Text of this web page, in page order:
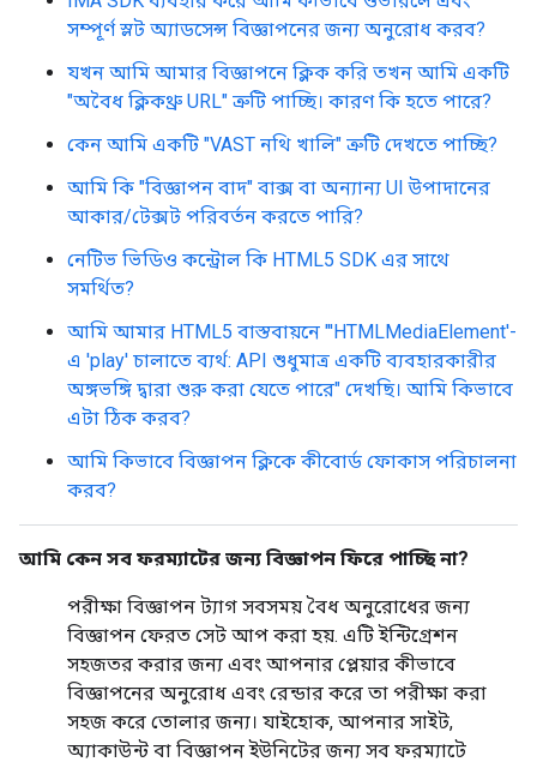
সম্পূর্ণ স্লট অ্যাডসেন্স বিজ্ঞাপনের জন্য অনুরোধ করব?
যখন আমি আমার বিজ্ঞাপনে ক্লিক করি তখন আমি একটি
"অবৈধ ক্লিকথ্রু URL" ত্রুটি পাচ্ছি। কারণ কি হতে পারে?
কেন আমি একটি "VAST নথি খালি" ত্রুটি দেখতে পাচ্ছি?
আমি কি "বিজ্ঞাপন বাদ" বাক্স বা অন্যান্য UI উপাদানের
আকার/টেক্সট পরিবর্তন করতে পারি?
নেটিভ ভিডিও কন্ট্রোল কি HTML5 SDK এর সাথে
সমর্থিত?
আমি আমার HTML5 বাস্তবায়নে "'HTMLMediaElement'-
এ 'play' চালাতে ব্যর্থ: API শুধুমাত্র একটি ব্যবহারকারীর
অঙ্গভঙ্গি দ্বারা শুরু করা যেতে পারে" দেখছি। আমি কিভাবে
এটা ঠিক করব?
আমি কিভাবে বিজ্ঞাপন ক্লিকে কীবোর্ড ফোকাস পরিচালনা
করব?
আমি কেন সব ফরম্যাটের জন্য বিজ্ঞাপন ফিরে পাচ্ছি না?
পরীক্ষা বিজ্ঞাপন ট্যাগ সবসময় বৈধ অনুরোধের জন্য
বিজ্ঞাপন ফেরত সেট আপ করা হয়. এটি ইন্টিগ্রেশন
সহজতর করার জন্য এবং আপনার প্লেয়ার কীভাবে
বিজ্ঞাপনের অনুরোধ এবং রেন্ডার করে তা পরীক্ষা করা
সহজ করে তোলার জন্য। যাইহোক, আপনার সাইট,
অ্যাকাউন্ট বা বিজ্ঞাপন ইউনিটের জন্য সব ফরম্যাটে